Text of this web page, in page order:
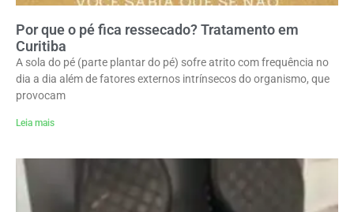
Por que o pé fica ressecado? Tratamento em
Curitiba
A sola do pé (parte plantar do pé) sofre atrito com frequência no
dia a dia além de fatores externos intrínsecos do organismo, que
provocam
Leia mais